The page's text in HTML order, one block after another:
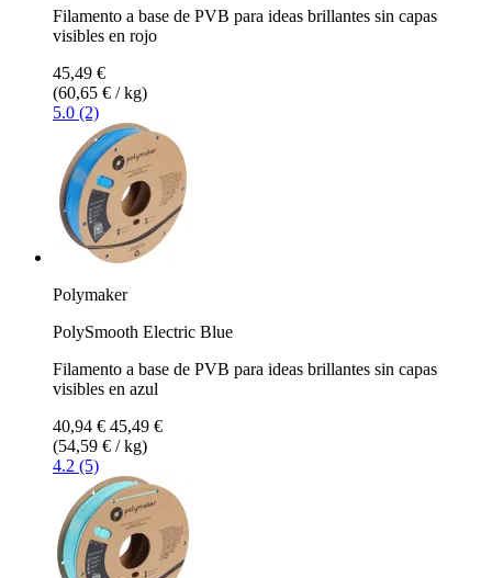
Filamento a base de PVB para ideas brillantes sin capas
visibles en rojo
45,49 €
(60,65 € / kg)
5.0 (2)
Polymaker
PolySmooth Electric Blue
Filamento a base de PVB para ideas brillantes sin capas
visibles en azul
40,94 € 45,49 €
(54,59 € / kg)
4.2 (5)